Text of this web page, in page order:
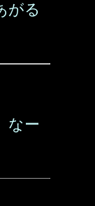
がる
なー